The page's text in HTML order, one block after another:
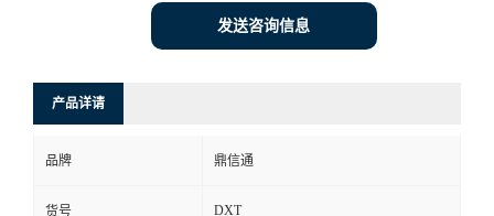
发送咨询信息
产品详请
品牌 鼎信通
货号 DXT